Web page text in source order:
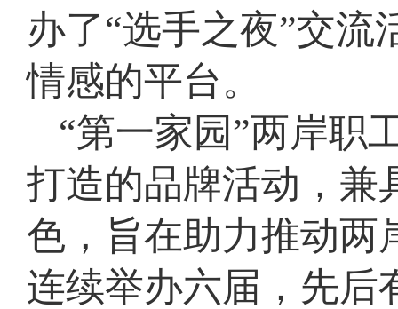
办了“选手之夜”交
情感的平台。
“第一家园”两岸职
打造的品牌活动，兼
色，旨在助力推动两
连续举办六届，先后